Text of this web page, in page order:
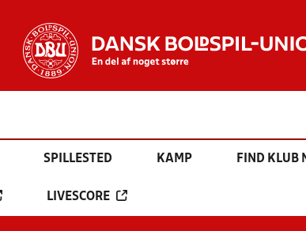
SPILLESTED KAMP FIND KLUB
LIVESCORE